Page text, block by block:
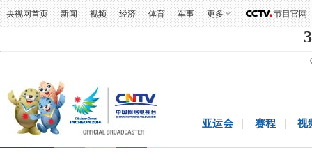
央视网首页 新闻 视频 经济 体育 军事 更多 节目官网
亚运会 赛程 视